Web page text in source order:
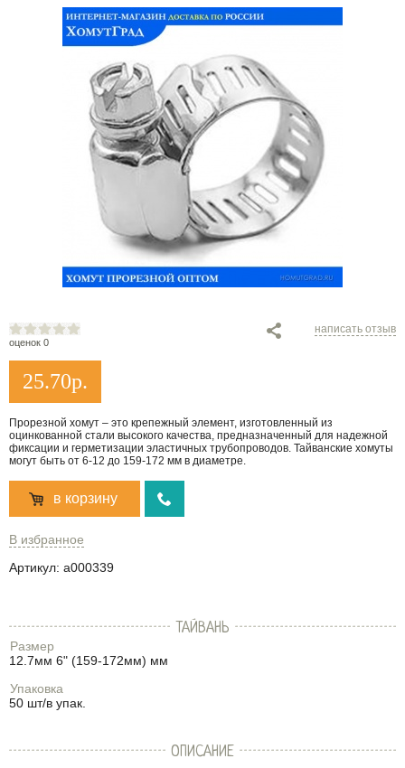
оценок 0
написать отзыв
25.70р.
Прорезной хомут – это крепежный элемент, изготовленный из
оцинкованной стали высокого качества, предназначенный для надежной
фиксации и герметизации эластичных трубопроводов. Тайванские хомуты
могут быть от 6-12 до 159-172 мм в диаметре.
в корзину
В избранное
Артикул: a000339
ТАЙВАНЬ
Размер
12.7мм 6" (159-172мм) мм
Упаковка
50 шт/в упак.
ОПИСАНИЕ